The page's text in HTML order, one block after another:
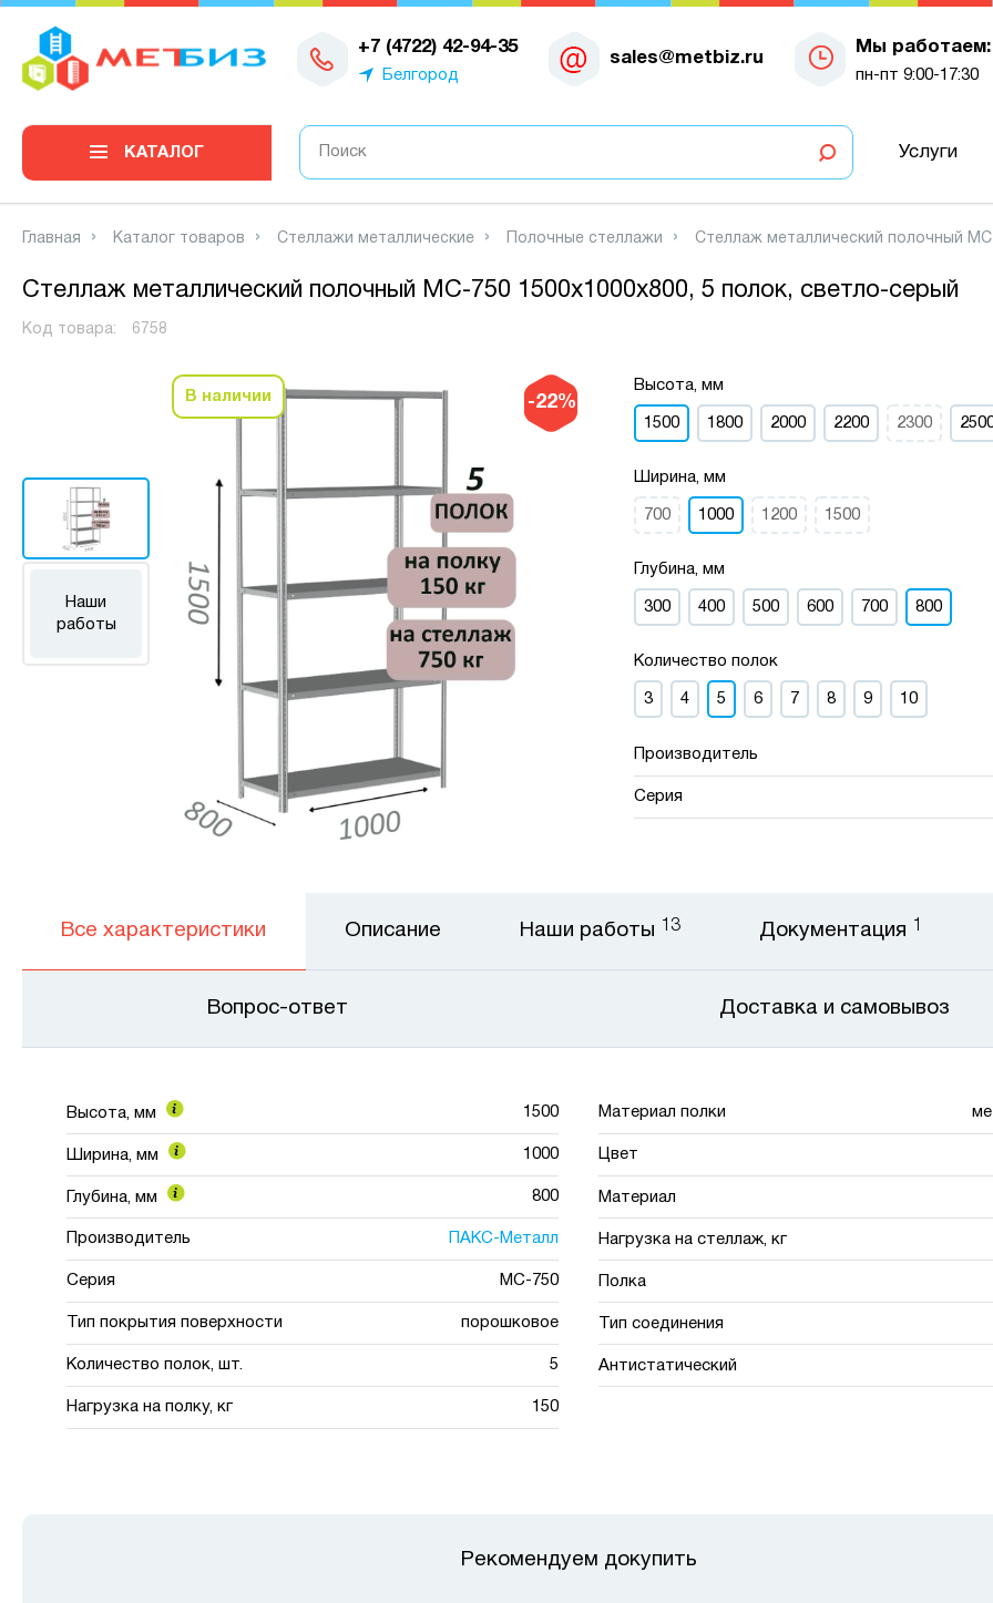
+7 (4722) 42-94-35
Белгород
sales@metbiz.ru
Мы работаем:
пн-пт 9:00-17:30
0
КАТАЛОГ Услуги
Главная Каталог товаров Стеллажи металлические Полочные стеллажи Стеллаж металлический полочный
Стеллаж металлический полочный МС-750 1500х1000х800, 5 полок, светло-серый
Код товара: 6758
-22%
Наши
работы
В наличии
Высота, мм
1500 1800 2000 2200 2300
Ширина, мм
700 1000 1200 1500
Глубина, мм
300 400 500 600 700 800
Количество полок
3 4 5 6 7 8 9 10
Производитель
Серия
Все характеристики
Высота, мм 1500
Ширина, мм 1000
Глубина, мм 800
Производитель ПАКС-Металл
Серия МС-750
Тип покрытия поверхности порошковое
Количество полок, шт. 5
Нагрузка на полку, кг 150
Материал полки
Цвет
Материал
Нагрузка на стеллаж, кг
Полка
Тип соединения
Антистатический
Описание Наши работы 13 Документация 1
Вопрос-ответ Доставка и самовывоз
Рекомендуем докупить